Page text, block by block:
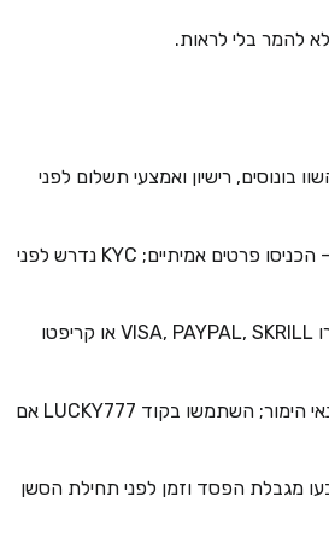
להמר בלי לראות.
בונוסים, רישיון ואמצעי תשלום לפני
— הכניסו פרטים אמיתיים; KYC נדרש לפני
— בחרו VISA, PAYPAL, SKRILL או קריפטו
— בדקו תנאי הימור; השתמשו בקוד LUCKY777 אם
מגבלת הפסד וזמן לפני תחילת הסשן